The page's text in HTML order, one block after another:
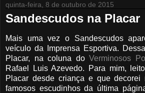
quinta-feira, 8 de outubro de 2015
Sandescudos na Placar
Mais uma vez o Sandescudos
veículo da Imprensa Esportiva.
Placar, na coluna do Verminosos
Rafael Luis Azevedo. Para mim,
Placar desde criança e que decorei
famosos escudinhos da última